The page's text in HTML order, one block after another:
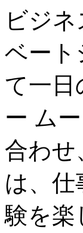
ビジ
ベート
て一日
ー ム
合わせ
は、仕
験を楽